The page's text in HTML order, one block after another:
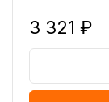
3 321 ₽